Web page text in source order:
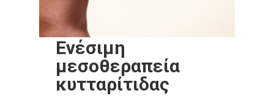
Ενέσιμη
μεσοθεραπεία
κυτταρίτιδας